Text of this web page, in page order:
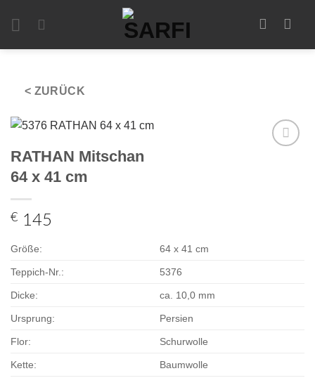
< ZURÜCK
RATHAN Mitschan
64 x 41 cm
€ 145
Größe: 64 x 41 cm
Teppich-Nr.: 5376
Dicke: ca. 10,0 mm
Ursprung: Persien
Flor: Schurwolle
Kette: Baumwolle